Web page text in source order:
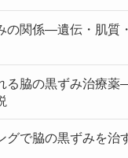
の関係—遺伝・肌質
る脇の黒ずみ治療薬
グで脇の黒ずみを